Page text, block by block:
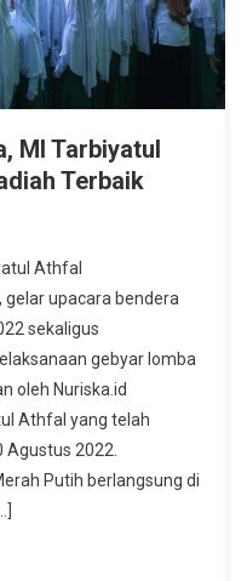
MI Tarbiyatul
Terbaik
Athfal
gelar upacara bendera
sekaligus
gebyar lomba
oleh Nuriska.id
Athfal yang telah
2022.
Putih berlangsung di